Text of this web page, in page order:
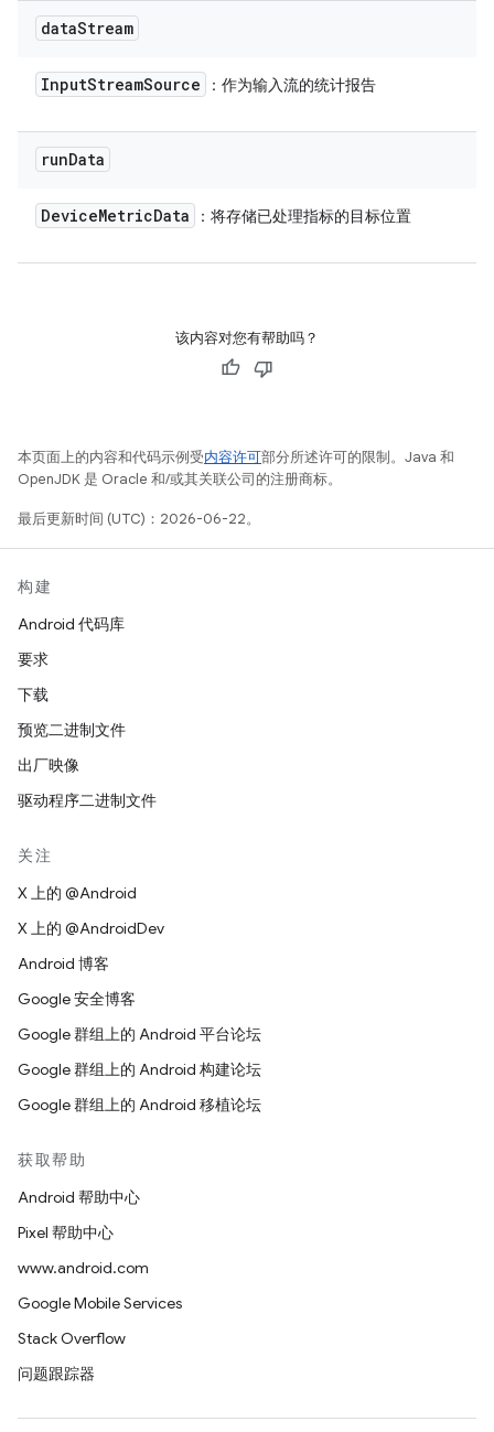
dataStream
InputStreamSource ：作为输入流的统计报告
runData
DeviceMetricData ：将存储已处理指标的目标位置
该内容对您有帮助吗？
本页面上的内容和代码示例受内容许可部分所述许可的限制。Java 和
OpenJDK 是 Oracle 和/或其关联公司的注册商标。
最后更新时间 (UTC)：2026-06-22。
构建
Android 代码库
要求
下载
预览二进制文件
出厂映像
驱动程序二进制文件
关注
X 上的 @Android
X 上的 @AndroidDev
Android 博客
Google 安全博客
Google 群组上的 Android 平台论坛
Google 群组上的 Android 构建论坛
Google 群组上的 Android 移植论坛
获取帮助
Android 帮助中心
Pixel 帮助中心
www.android.com
Google Mobile Services
Stack Overflow
问题跟踪器